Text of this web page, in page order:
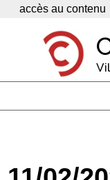
Panneau de gestion des
accès au contenu